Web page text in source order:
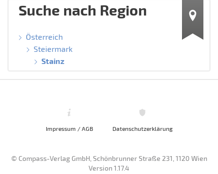
Suche nach Region
Österreich
Steiermark
Stainz
Impressum / AGB Datenschutzerklärung
© Compass-Verlag GmbH, Schönbrunner Straße 231, 1120 Wien
Version 1.17.4